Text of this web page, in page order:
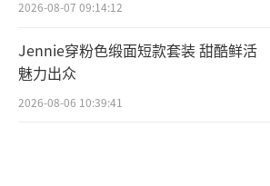
2026-08-07 09:14:12
Jennie穿粉色缎面短款套装 甜酷鲜活
魅力出众
2026-08-06 10:39:41